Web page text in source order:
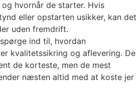
hvornår de starter. Hvis
eller opstarten usikker, kan det
uden fremdrift.
ind til, hvordan
kvalitetssikring og aflevering. De
de korteste, men de mest
næsten altid med at koste jer